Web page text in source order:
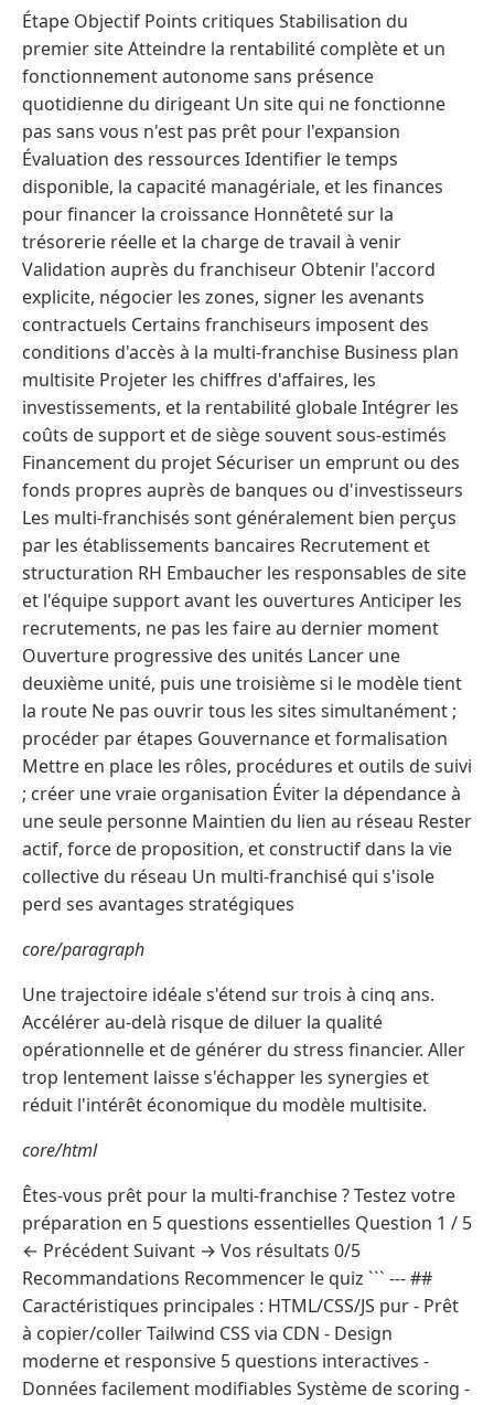
Étape Objectif Points critiques Stabilisation du
premier site Atteindre la rentabilité complète et un
fonctionnement autonome sans présence
quotidienne du dirigeant Un site qui ne fonctionne
pas sans vous n'est pas prêt pour l'expansion
Évaluation des ressources Identifier le temps
disponible, la capacité managériale, et les finances
pour financer la croissance Honnêteté sur la
trésorerie réelle et la charge de travail à venir
Validation auprès du franchiseur Obtenir l'accord
explicite, négocier les zones, signer les avenants
contractuels Certains franchiseurs imposent des
conditions d'accès à la multi-franchise Business plan
multisite Projeter les chiffres d'affaires, les
investissements, et la rentabilité globale Intégrer les
coûts de support et de siège souvent sous-estimés
Financement du projet Sécuriser un emprunt ou des
fonds propres auprès de banques ou d'investisseurs
Les multi-franchisés sont généralement bien perçus
par les établissements bancaires Recrutement et
structuration RH Embaucher les responsables de site
et l'équipe support avant les ouvertures Anticiper les
recrutements, ne pas les faire au dernier moment
Ouverture progressive des unités Lancer une
deuxième unité, puis une troisième si le modèle tient
la route Ne pas ouvrir tous les sites simultanément ;
procéder par étapes Gouvernance et formalisation
Mettre en place les rôles, procédures et outils de suivi
; créer une vraie organisation Éviter la dépendance à
une seule personne Maintien du lien au réseau Rester
actif, force de proposition, et constructif dans la vie
collective du réseau Un multi-franchisé qui s'isole
perd ses avantages stratégiques
core/paragraph
Une trajectoire idéale s'étend sur trois à cinq ans.
Accélérer au-delà risque de diluer la qualité
opérationnelle et de générer du stress financier. Aller
trop lentement laisse s'échapper les synergies et
réduit l'intérêt économique du modèle multisite.
core/html
Êtes-vous prêt pour la multi-franchise ? Testez votre
préparation en 5 questions essentielles Question 1 / 5
← Précédent Suivant → Vos résultats 0/5
Recommandations Recommencer le quiz ``` --- ##
Caractéristiques principales : HTML/CSS/JS pur - Prêt
à copier/coller Tailwind CSS via CDN - Design
moderne et responsive 5 questions interactives -
Données facilement modifiables Système de scoring -